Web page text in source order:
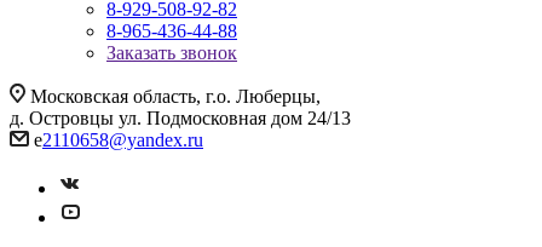
8-929-508-92-82
8-965-436-44-88
Заказать звонок
Московская область, г.о. Люберцы,
д. Островцы ул. Подмосковная дом 24/13
e2110658@yandex.ru